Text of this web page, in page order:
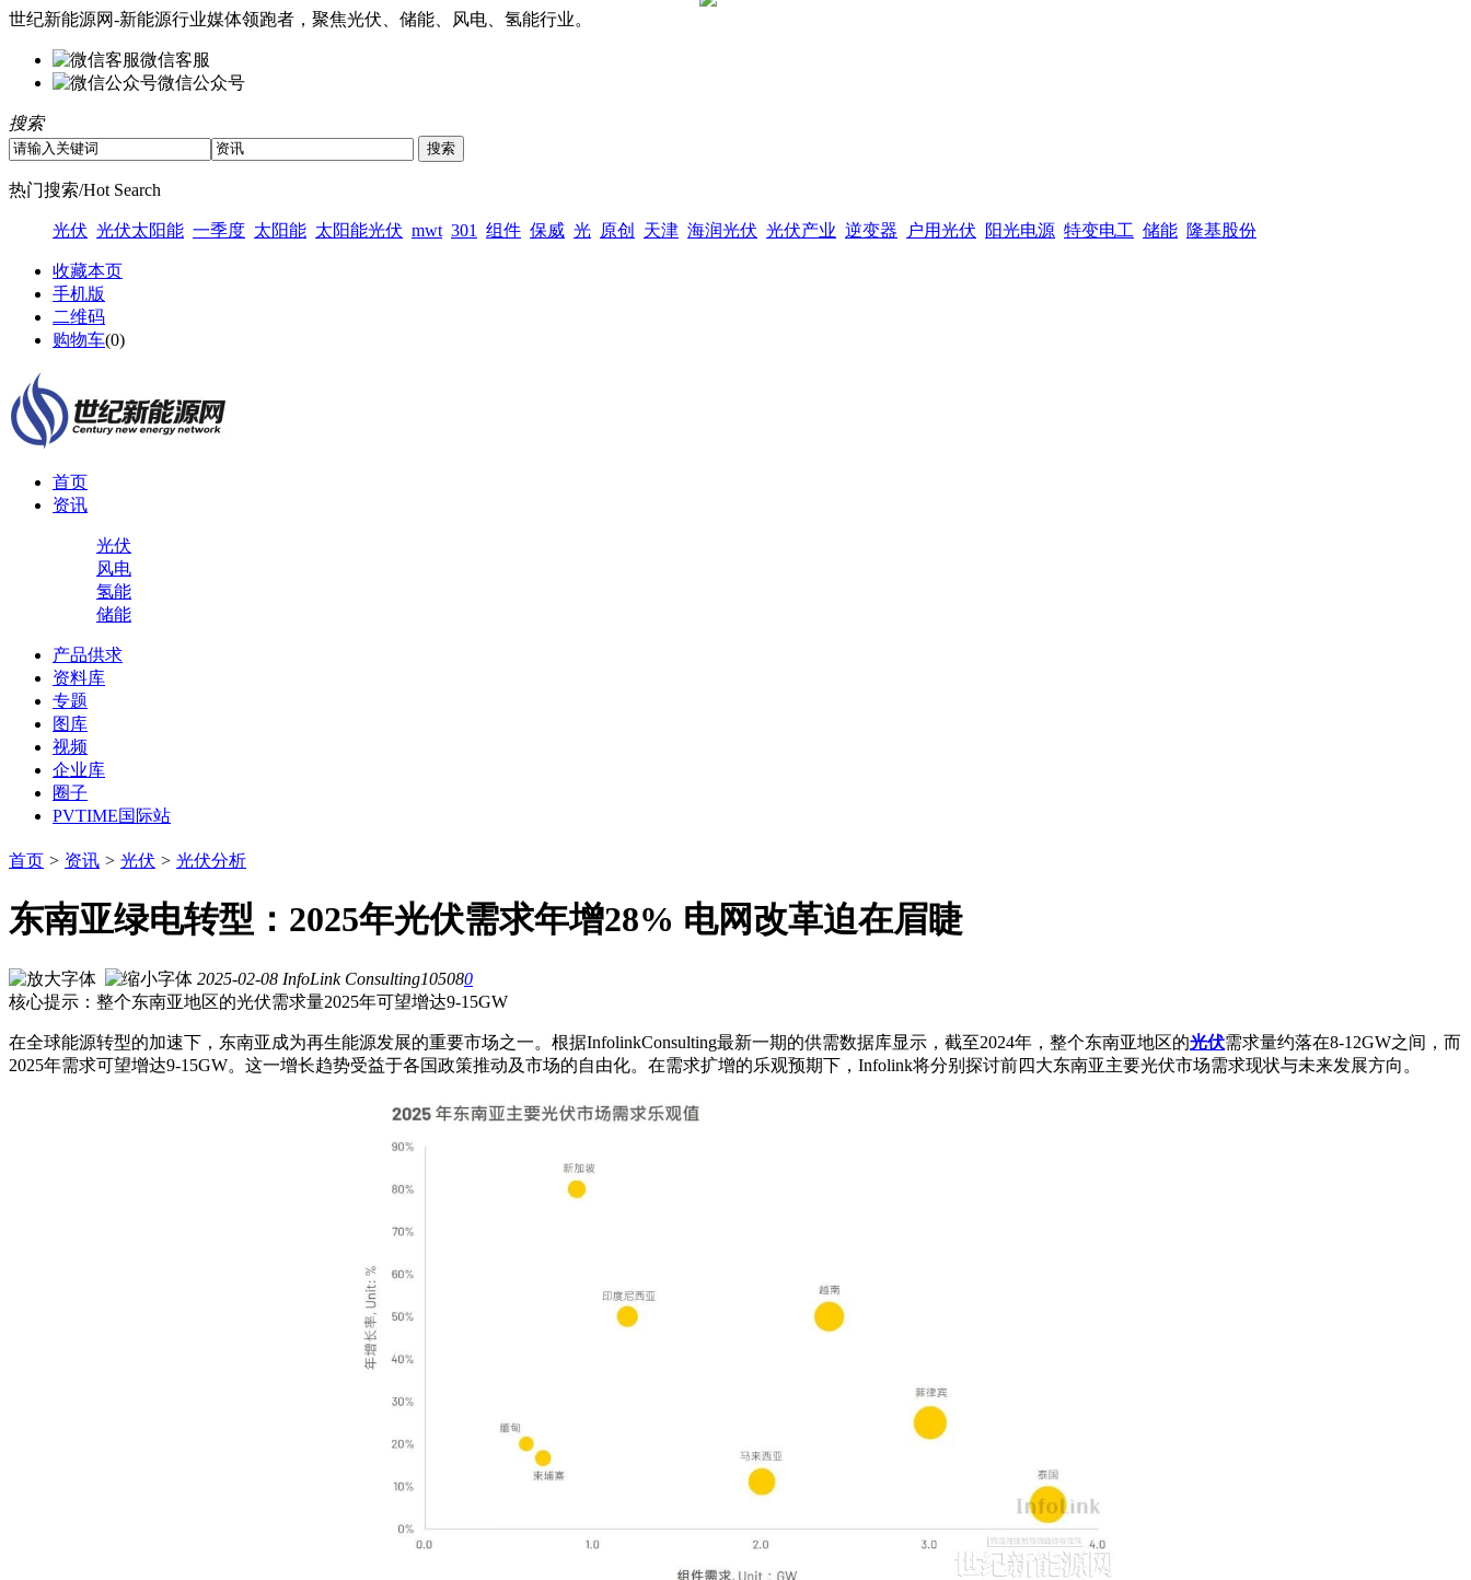
世纪新能源网-新能源行业媒体领跑者，聚焦光伏、储能、风电、氢能行业。
微信客服
微信公众号
搜索
热门搜索/Hot Search
光伏 光伏太阳能 一季度 太阳能 太阳能光伏 mwt 301 组件 保威 光 原创 天津 海润光伏 光伏产业 逆变器 户用光伏 阳光电源 特变电工 储能 隆基股份
收藏本页
手机版
二维码
购物车(0)
首页
资讯
光伏
风电
氢能
储能
产品供求
资料库
专题
图库
视频
企业库
圈子
PVTIME国际站
首页 > 资讯 > 光伏 > 光伏分析
东南亚绿电转型：2025年光伏需求年增28% 电网改革迫在眉睫
2025-02-08 InfoLink Consulting105080
核心提示：整个东南亚地区的光伏需求量2025年可望增达9-15GW
在全球能源转型的加速下，东南亚成为再生能源发展的重要市场之一。根据InfolinkConsulting最新一期的供需数据库显示，截至2024年，整个东南亚地区的光伏需求量约落在8-12GW之间，而
2025年需求可望增达9-15GW。这一增长趋势受益于各国政策推动及市场的自由化。在需求扩增的乐观预期下，Infolink将分别探讨前四大东南亚主要光伏市场需求现状与未来发展方向。